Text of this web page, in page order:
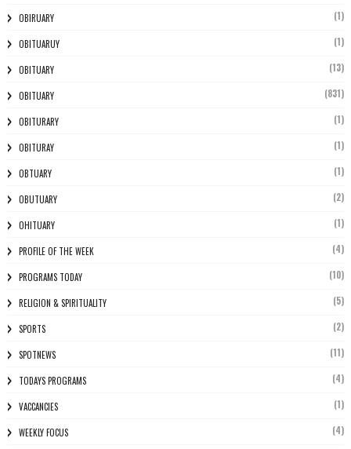
OBIRUARY (1)
OBITUARUY (1)
OBITUARY (13)
OBITUARY (831)
OBITURARY (1)
OBITURAY (1)
OBTUARY (1)
OBUTUARY (2)
OHITUARY (1)
PROFILE OF THE WEEK (4)
PROGRAMS TODAY (10)
RELIGION & SPIRITUALITY (5)
SPORTS (2)
SPOTNEWS (11)
TODAYS PROGRAMS (4)
VACCANCIES (1)
WEEKLY FOCUS (4)